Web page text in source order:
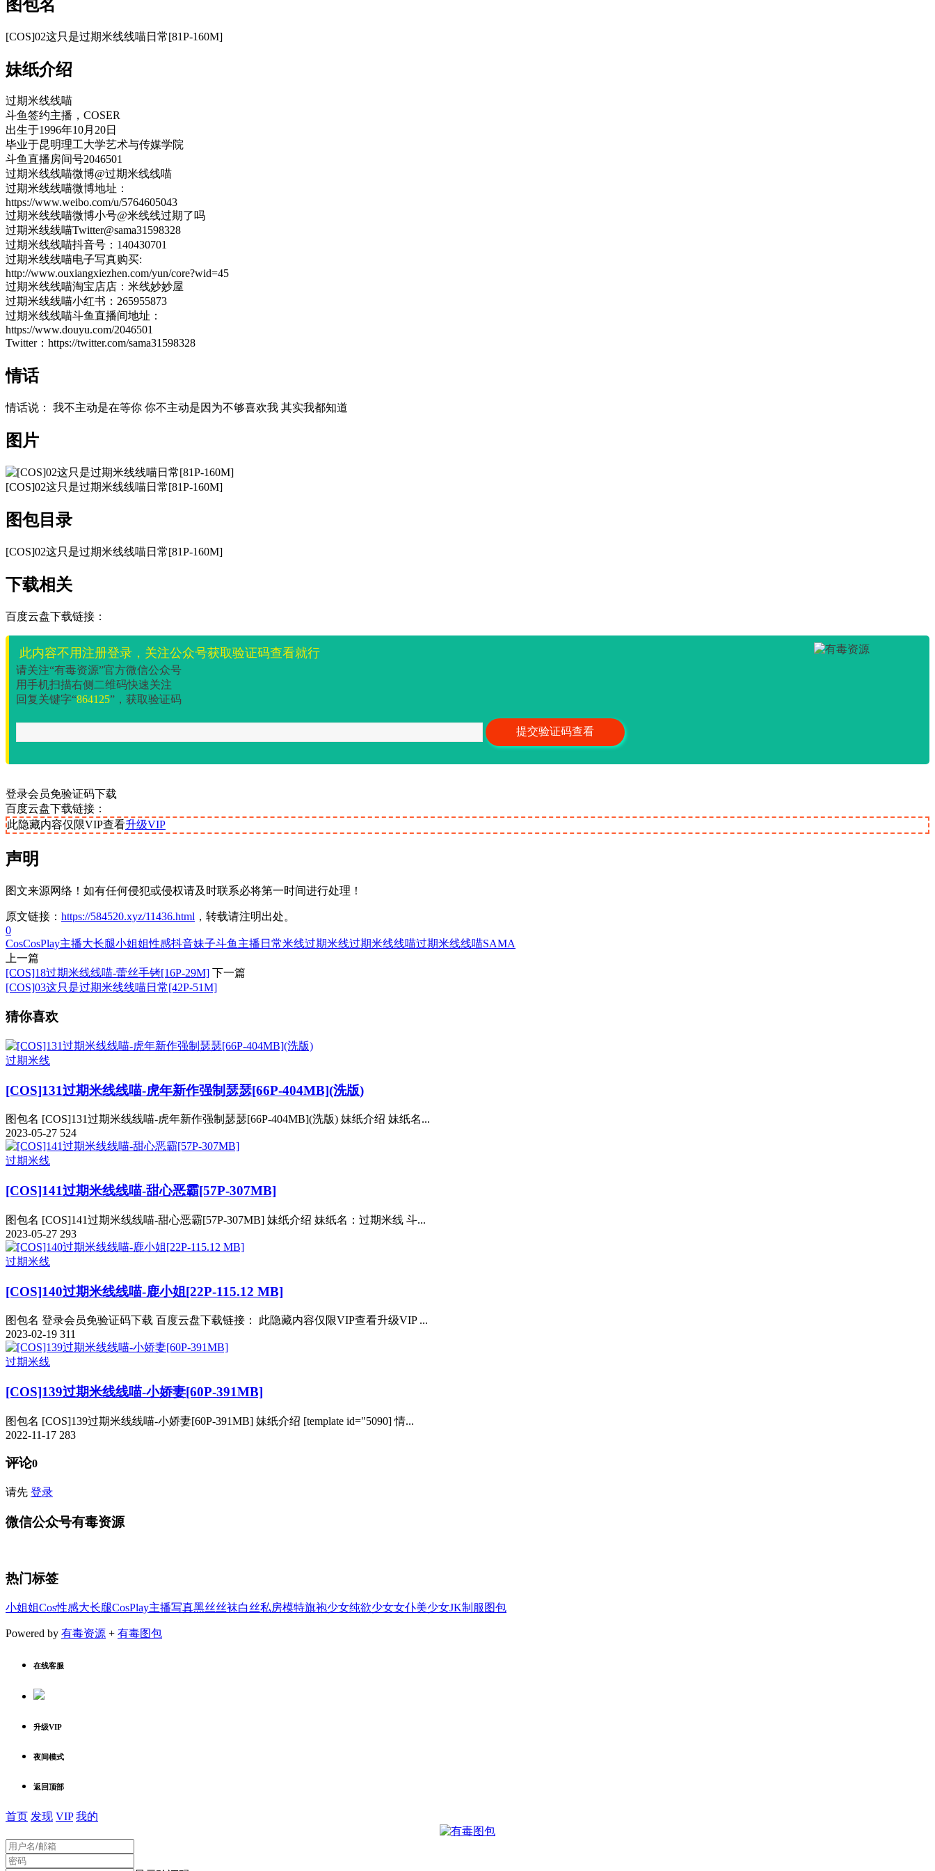
图包名
[COS]02这只是过期米线线喵日常[81P-160M]
妹纸介绍
过期米线线喵
斗鱼签约主播，COSER
出生于1996年10月20日
毕业于昆明理工大学艺术与传媒学院
斗鱼直播房间号2046501
过期米线线喵微博@过期米线线喵
过期米线线喵微博地址：
https://www.weibo.com/u/5764605043
过期米线线喵微博小号@米线线过期了吗
过期米线线喵Twitter@sama31598328
过期米线线喵抖音号：140430701
过期米线线喵电子写真购买:
http://www.ouxiangxiezhen.com/yun/core?wid=45
过期米线线喵淘宝店店：米线妙妙屋
过期米线线喵小红书：265955873
过期米线线喵斗鱼直播间地址：
https://www.douyu.com/2046501
Twitter：https://twitter.com/sama31598328
情话
情话说： 我不主动是在等你 你不主动是因为不够喜欢我 其实我都知道 ​​​ ​​​​
图片
[COS]02这只是过期米线线喵日常[81P-160M]
图包目录
[COS]02这只是过期米线线喵日常[81P-160M]
下载相关
百度云盘下载链接：
此内容不用注册登录，关注公众号获取验证码查看就行
请关注“有毒资源”官方微信公众号
用手机扫描右侧二维码快速关注
回复关键字“864125”，获取验证码
登录会员免验证码下载
百度云盘下载链接：
此隐藏内容仅限VIP查看升级VIP
声明
图文来源网络！如有任何侵犯或侵权请及时联系必将第一时间进行处理！
原文链接： https://584520.xyz/11436.html ，转载请注明出处。
0
CosCosPlay主播大长腿小姐姐性感抖音妹子斗鱼主播 日常米线过期米线过期米线线喵过期米线线喵SAMA
上一篇
[COS]18过期米线线喵-蕾丝手铐[16P-29M] 下一篇
[COS]03这只是过期米线线喵日常[42P-51M]
猜你喜欢
过期米线
[COS]131过期米线线喵-虎年新作强制瑟瑟[66P-404MB](洗版)
图包名 [COS]131过期米线线喵-虎年新作强制瑟瑟[66P-404MB](洗版) 妹纸介绍 妹纸名...
2023-05-27 524
过期米线
[COS]141过期米线线喵-甜心恶霸[57P-307MB]
图包名 [COS]141过期米线线喵-甜心恶霸[57P-307MB] 妹纸介绍 妹纸名：过期米线 斗...
2023-05-27 293
过期米线
[COS]140过期米线线喵-鹿小姐[22P-115.12 MB]
图包名 登录会员免验证码下载 百度云盘下载链接： 此隐藏内容仅限VIP查看升级VIP ...
2023-02-19 311
过期米线
[COS]139过期米线线喵-小娇妻[60P-391MB]
图包名 [COS]139过期米线线喵-小娇妻[60P-391MB] 妹纸介绍 [template id="5090] 情...
2022-11-17 283
评论0
请先 登录
微信公众号有毒资源
热门标签
小姐姐Cos性感大长腿CosPlay主播写真黑丝丝袜白丝私房模特旗袍少女纯欲少女女仆美少女JK制服 图包
Powered by 有毒资源 + 有毒图包
在线客服
升级VIP
夜间模式
返回顶部
首页 发现 VIP 我的